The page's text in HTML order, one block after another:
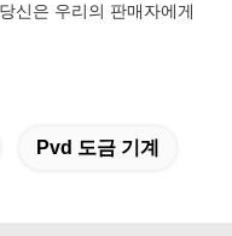
신은 우리의 판매자에게
Pvd 도금 기계